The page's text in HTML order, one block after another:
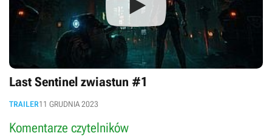
Last Sentinel zwiastun #1
TRAILER11 GRUDNIA 2023
Komentarze czytelników